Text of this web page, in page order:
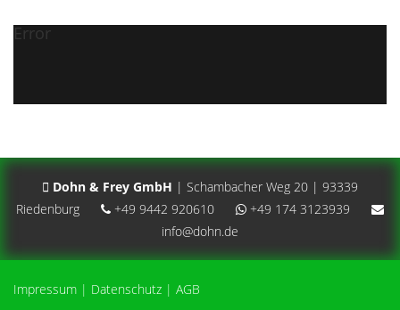
Error
Dohn & Frey GmbH | Schambacher Weg 20 | 93339
Riedenburg
+49 9442 920610
+49 174 3123939
info@dohn.de
Impressum | Datenschutz | AGB